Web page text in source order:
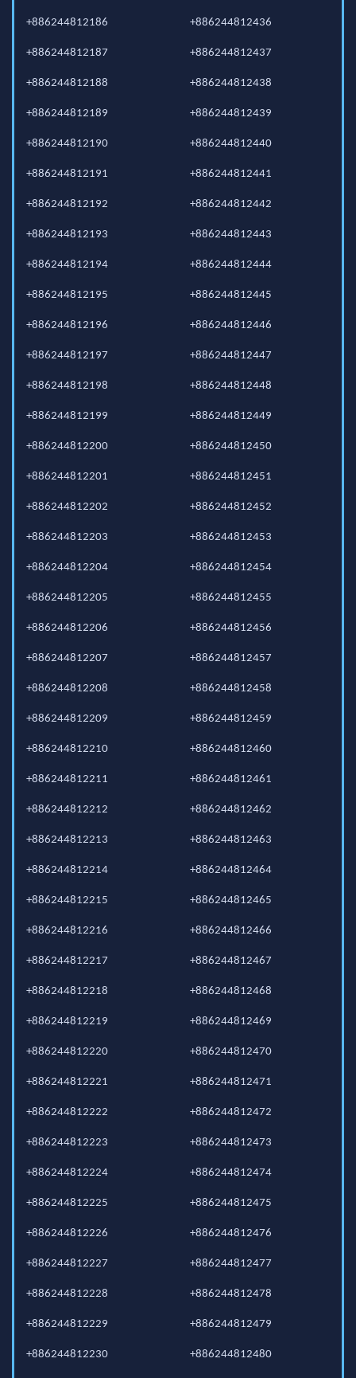
+886244812186
+886244812187
+886244812188
+886244812189
+886244812190
+886244812191
+886244812192
+886244812193
+886244812194
+886244812195
+886244812196
+886244812197
+886244812198
+886244812199
+886244812200
+886244812201
+886244812202
+886244812203
+886244812204
+886244812205
+886244812206
+886244812207
+886244812208
+886244812209
+886244812210
+886244812211
+886244812212
+886244812213
+886244812214
+886244812215
+886244812216
+886244812217
+886244812218
+886244812219
+886244812220
+886244812221
+886244812222
+886244812223
+886244812224
+886244812225
+886244812226
+886244812227
+886244812228
+886244812229
+886244812230
+886244812436
+886244812437
+886244812438
+886244812439
+886244812440
+886244812441
+886244812442
+886244812443
+886244812444
+886244812445
+886244812446
+886244812447
+886244812448
+886244812449
+886244812450
+886244812451
+886244812452
+886244812453
+886244812454
+886244812455
+886244812456
+886244812457
+886244812458
+886244812459
+886244812460
+886244812461
+886244812462
+886244812463
+886244812464
+886244812465
+886244812466
+886244812467
+886244812468
+886244812469
+886244812470
+886244812471
+886244812472
+886244812473
+886244812474
+886244812475
+886244812476
+886244812477
+886244812478
+886244812479
+886244812480